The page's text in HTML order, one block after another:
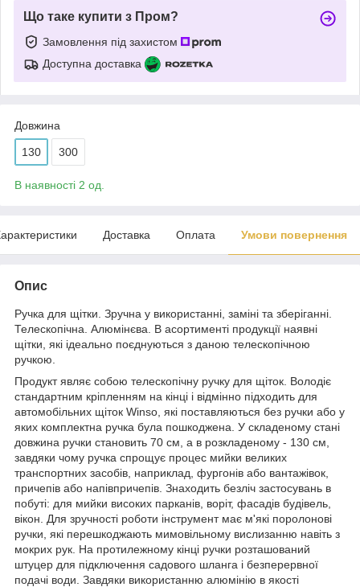
Що таке купити з Пром?
Замовлення під захистом
Доступна доставка
Довжина
130 300
В наявності 2 од.
Доставка Оплата Умови повернення
Опис
Ручка для щітки. Зручна у використанні, заміні та зберіганні.
Телескопічна. Алюмінєва. В асортименті продукції наявні
щітки, які ідеально поєднуються з даною телескопічною
ручкою.
Продукт являє собою телескопічну ручку для щіток. Володіє
стандартним кріпленням на кінці і відмінно підходить для
автомобільних щіток Winso, які поставляються без ручки або у
яких комплектна ручка була пошкоджена. У складеному стані
довжина ручки становить 70 см, а в розкладеному - 130 см,
завдяки чому ручка спрощує процес мийки великих
транспортних засобів, наприклад, фургонів або вантажівок,
причепів або напівпричепів. Знаходить безліч застосувань в
побуті: для мийки високих парканів, воріт, фасадів будівель,
вікон. Для зручності роботи інструмент має м'які поролонові
ручки, які перешкоджають мимовільному вислизанню навіть з
мокрих рук. На протилежному кінці ручки розташований
штуцер для підключення садового шланга і безперервної
подачі води. Завдяки використанню алюмінію в якості